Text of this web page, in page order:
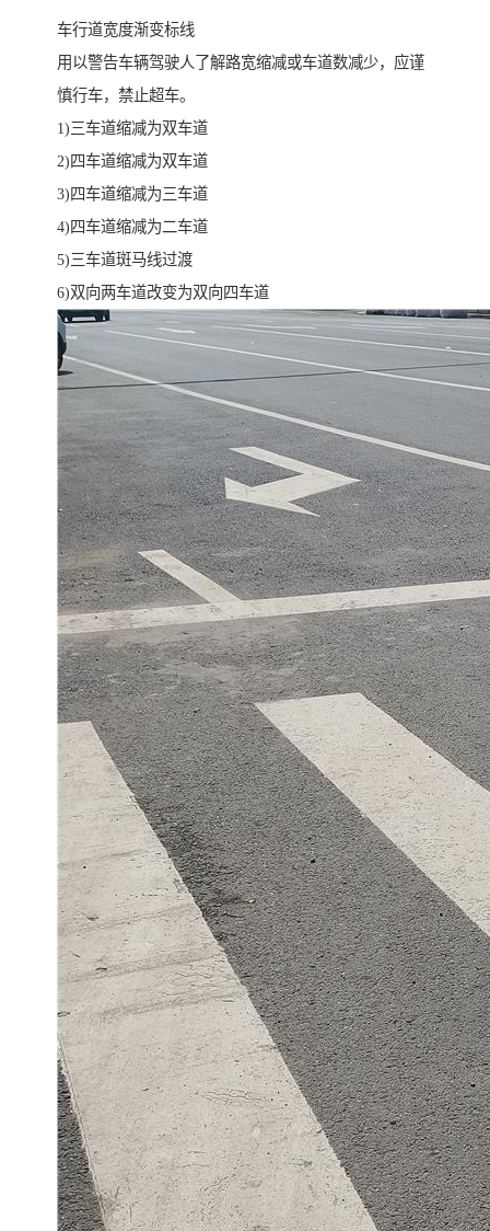
车行道宽度渐变标线
用以警告车辆驾驶人了解路宽缩减或车道数减少，应谨
慎行车，禁止超车。
1)三车道缩减为双车道
2)四车道缩减为双车道
3)四车道缩减为三车道
4)四车道缩减为二车道
5)三车道斑马线过渡
6)双向两车道改变为双向四车道